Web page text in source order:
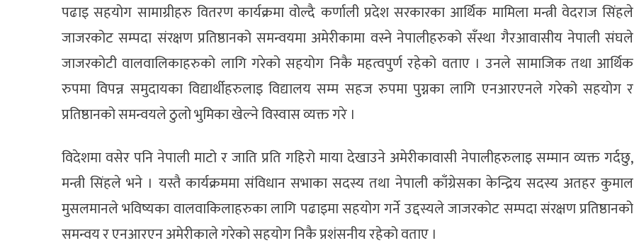
पढाइ सहयोग सामाग्रीहरु वितरण कार्यक्रमा वोल्दै कर्णाली प्रदेश सरकारका आर्थिक मामिला मन्त्री वेदराज सिंहले
जाजरकोट सम्पदा संरक्षण प्रतिष्ठानको समन्वयमा अमेरीकामा वस्ने नेपालीहरुको सँस्था गैरआवासीय नेपाली संघले
जाजरकोटी वालवालिकाहरुको लागि गरेको सहयोग निकै महत्वपुर्ण रहेको वताए । उनले सामाजिक तथा आर्थिक
रुपमा विपन्न समुदायका विद्यार्थीहरुलाइ विद्यालय सम्म सहज रुपमा पुग्नका लागि एनआरएनले गरेको सहयोग र
प्रतिष्ठानको समन्वयले ठुलो भुमिका खेल्ने विस्वास व्यक्त गरे ।
विदेशमा वसेर पनि नेपाली माटो र जाति प्रति गहिरो माया देखाउने अमेरीकावासी नेपालीहरुलाइ सम्मान व्यक्त गर्दछु,
मन्त्री सिंहले भने । यस्तै कार्यक्रममा संविधान सभाका सदस्य तथा नेपाली काँग्रेसका केन्द्रिय सदस्य अतहर कुमाल
मुसलमानले भविष्यका वालवाकिलाहरुका लागि पढाइमा सहयोग गर्ने उद्दस्यले जाजरकोट सम्पदा संरक्षण प्रतिष्ठानको
समन्वय र एनआरएन अमेरीकाले गरेको सहयोग निकै प्रशंसनीय रहेको वताए ।